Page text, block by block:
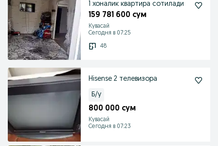
1 хоналик квартира сотилади
159 781 600 сум
Кувасай
Сегодня в 07:25
48
Hisense 2 телевизора
Б/у
800 000 сум
Кувасай
Сегодня в 07:23